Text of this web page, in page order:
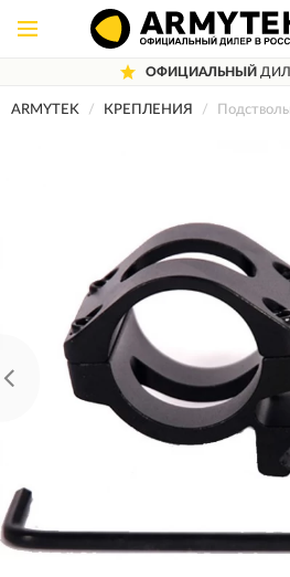
ОФИЦИАЛЬНЫЙ
ARMYTEK КРЕПЛЕНИЯ